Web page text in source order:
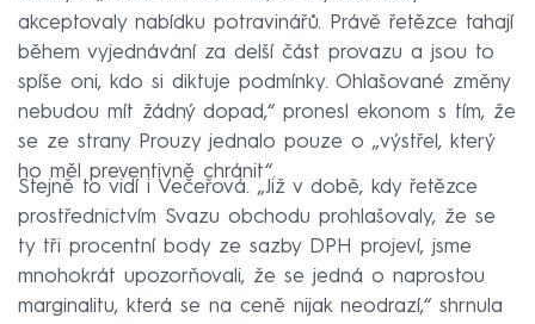
akceptovaly nabídku potravinářů. Právě řetězce tahají
během vyjednávání za delší část provazu a jsou to
spíše oni, kdo si diktuje podmínky. Ohlašované změny
nebudou mít žádný dopad,“ pronesl ekonom s tím, že
se ze strany Prouzy jednalo pouze o „výstřel, který
ho měl preventivně chránit“.
Stejně to vidí i Večeřová. „Již v době, kdy řetězce
prostřednictvím Svazu obchodu prohlašovaly, že se
ty tři procentní body ze sazby DPH projeví, jsme
mnohokrát upozorňovali, že se jedná o naprostou
marginalitu, která se na ceně nijak neodrazí,“ shrnula